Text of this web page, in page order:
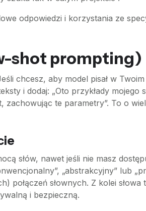
odpowiedzi i korzystania ze
shot prompting)
chcesz, aby model pisał w
i dodaj: „Oto przykłady mojego
te parametry”. To o
słów, nawet jeśli nie masz
„abstrakcyjny” lub
słownych. Z kolei
i bezpieczną.